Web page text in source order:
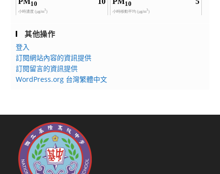
其他操作
登入
訂閱網站內容的資訊提供
訂閱留言的資訊提供
WordPress.org 台灣繁體中文